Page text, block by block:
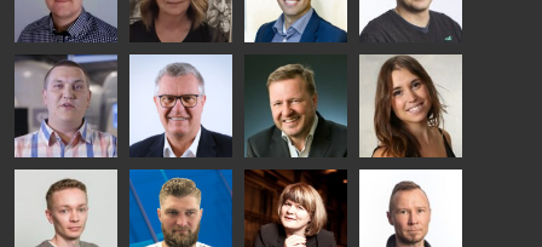
Riku Färm
HEAT
TREATMENT
SOLUTIONS
- GLASTON
Mari
Lehtinen
COMMUNICATIONS
- GLASTON
Miika
Äppelqvist
GLASS USE AND
ARCHITECTURE
- GLASTON
Antti
Aronen
GLASTON
Taneli
Ylinen
HEAT
TREATMENT
Uwe Risle
INSULATING
GLASS
TECHNOLOGY
Mauri
Saksala
Mar
Garrido